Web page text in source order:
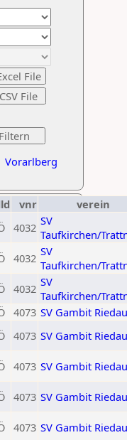
Vorarlberg
vnr
verein
4032 SV
Taufkirchen/
4032 SV
Taufkirchen/
4032 SV
Taufkirchen/
4073 SV Gambit Riedau
4073 SV Gambit Riedau
4073 SV Gambit Riedau
4073 SV Gambit Riedau
4073 SV Gambit Riedau